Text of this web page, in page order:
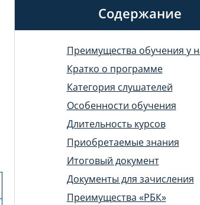
Содержание
Преимущества обучения у
Кратко о программе
Категория слушателей
Особенности обучения
Длительность курсов
Приобретаемые знания
Итоговый документ
Документы для зачисления
Преимущества «РБК»